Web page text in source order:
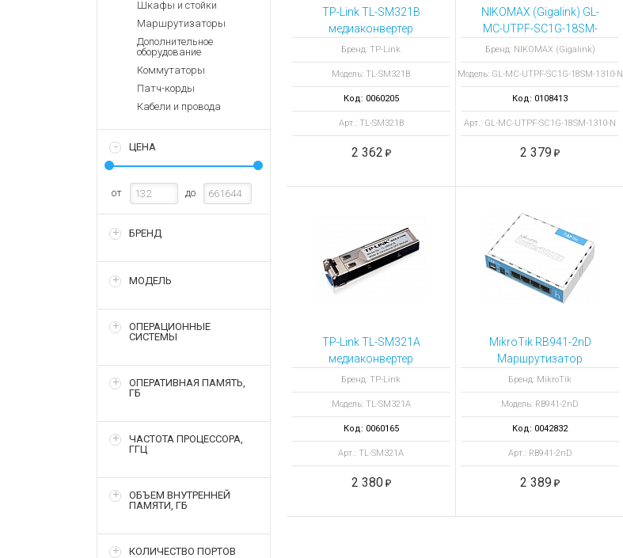
Запасные
Терминалы
оплаты
Зарядные устройства для ноутбуков
Архивные товары
Шкафы и стойки
Маршрутизаторы
Дополнительное
оборудование
Коммутаторы
Патч-корды
Кабели и провода
ЦЕНА
от до
БРЕНД
МОДЕЛЬ
ОПЕРАЦИОННЫЕ
СИСТЕМЫ
ОПЕРАТИВНАЯ ПАМЯТЬ,
ГБ
ЧАСТОТА ПРОЦЕССОРА,
ГГЦ
ОБЪЕМ ВНУТРЕННЕЙ
ПАМЯТИ, ГБ
КОЛИЧЕСТВО ПОРТОВ
TP-Link TL-SM321B
медиаконвертер
Бренд: TP-Link
Модель: TL-SM321B
Код: 0060205
Арт.: TL-SM321B
2 362
NIKOMAX (Gigalink) GL-
MC-UTPF-SC1G-18SM-
1310-N
медиаконвертер
GIGALINK из UTP,
100/1000Мбит/c в
WDM, до 20 км
Бренд: NIKOMAX (Gigalink)
Модель: GL-MC-UTPF-SC1G-18SM-1310-N
Код: 0108413
Арт.: GL-MC-UTPF-SC1G-18SM-1310-N
2 379
TP-Link TL-SM321A
медиаконвертер
Бренд: TP-Link
Модель: TL-SM321A
Код: 0060165
Арт.: TL-SM321A
2 380
MikroTik RB941-2nD
Маршрутизатор
Бренд: MikroTik
Модель: RB941-2nD
Код: 0042832
Арт.: RB941-2nD
2 389